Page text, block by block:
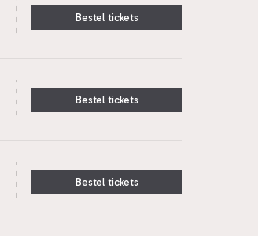
Bestel tickets
Bestel tickets
Bestel tickets